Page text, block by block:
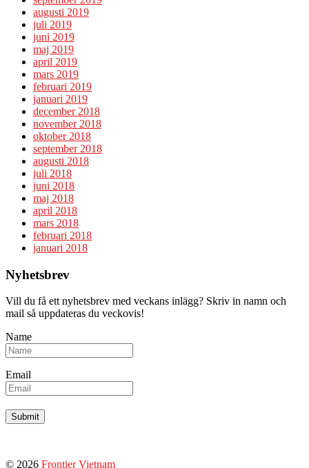
augusti 2019
juli 2019
juni 2019
maj 2019
april 2019
mars 2019
februari 2019
januari 2019
december 2018
november 2018
oktober 2018
september 2018
augusti 2018
juli 2018
juni 2018
maj 2018
april 2018
mars 2018
februari 2018
januari 2018
Nyhetsbrev
Vill du få ett nyhetsbrev med veckans inlägg? Skriv in namn och
mail så uppdateras du veckovis!
Name
Email
© 2026 Frontier Vietnam